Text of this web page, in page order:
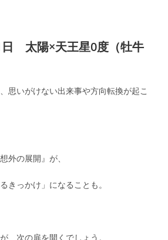
日 太陽×天王星0度（牡牛
思いがけない出来事や方向転換が起こ
外の展開』が、
きっかけ」になることも。
、次の扉を開くでしょう。